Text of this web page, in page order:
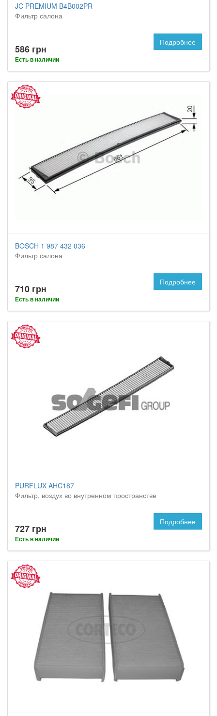
JC PREMIUM B4B002PR
Фильтр салона
586 грн
Есть в наличии
Подробнее
BOSCH 1 987 432 036
Фильтр салона
710 грн
Есть в наличии
Подробнее
PURFLUX AHC187
Фильтр, воздух во внутренном пространстве
727 грн
Есть в наличии
Подробнее